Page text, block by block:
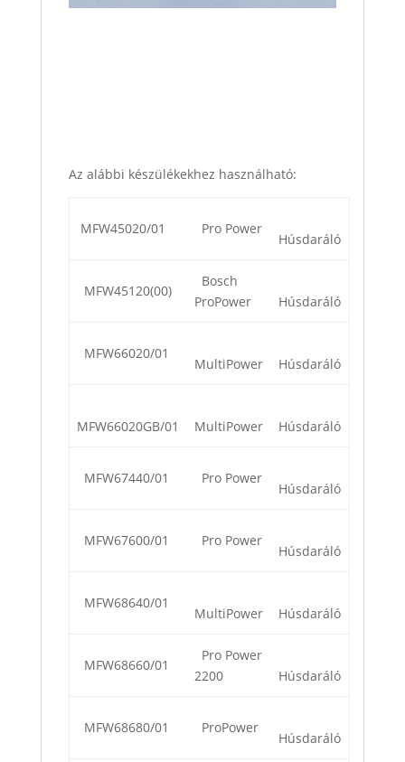
Az alábbi készülékekhez használható:
MFW45020/01 Pro Power
Húsdaráló
MFW45120(00)
Bosch
ProPower
Húsdaráló
MFW66020/01
MultiPower Húsdaráló
MFW66020GB/01 MultiPower Húsdaráló
MFW67440/01 Pro Power
Húsdaráló
MFW67600/01 Pro Power
Húsdaráló
MFW68640/01
MultiPower Húsdaráló
MFW68660/01
Pro Power
2200
Húsdaráló
MFW68680/01 ProPower
Húsdaráló